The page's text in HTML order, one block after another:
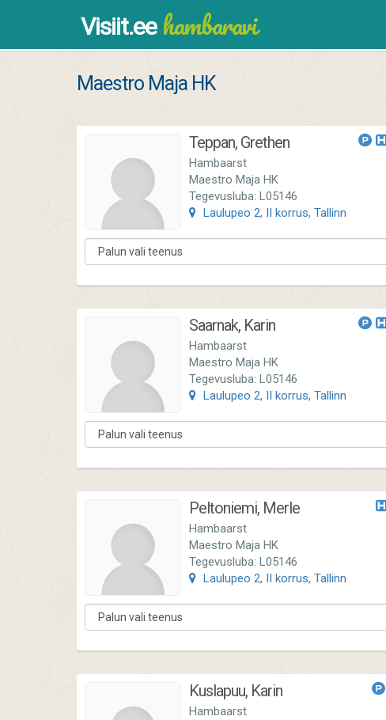
Visiit.eehambaravi
Maestro Maja HK
Teppan, Grethen
Hambaarst
Maestro Maja HK
Tegevusluba: L05146
Laulupeo 2, II korrus, Tallinn
Saarnak, Karin
Hambaarst
Maestro Maja HK
Tegevusluba: L05146
Laulupeo 2, II korrus, Tallinn
Peltoniemi, Merle
Hambaarst
Maestro Maja HK
Tegevusluba: L05146
Laulupeo 2, II korrus, Tallinn
Kuslapuu, Karin
Hambaarst